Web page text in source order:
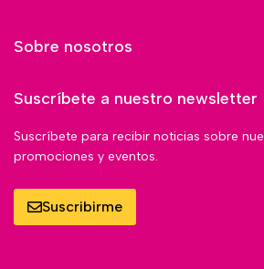
Sobre nosotros
Suscríbete a nuestro newsletter
Suscríbete para recibir noticias sobre
promociones y eventos.
Suscribirme